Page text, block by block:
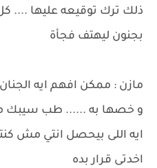
ذلك ترك توقيعه عليها ....
بجنون ليهتف فجأة
مازن : ممكن افهم ايه
و خصها به ...... طب سيبك
ايه اللى بيحصل انتي مش
اخدتى قرار بده